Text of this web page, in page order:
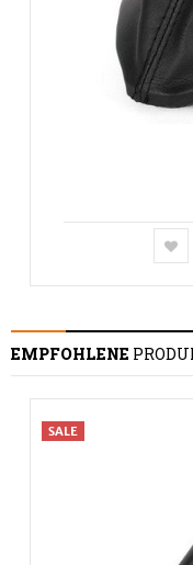
EMPFOHLENE
SALE